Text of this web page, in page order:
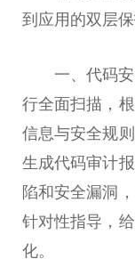
到应用的双层
一、代码
行全面扫描，
信息与安全规
生成代码审计
陷和安全漏洞
针对性指导，
化。